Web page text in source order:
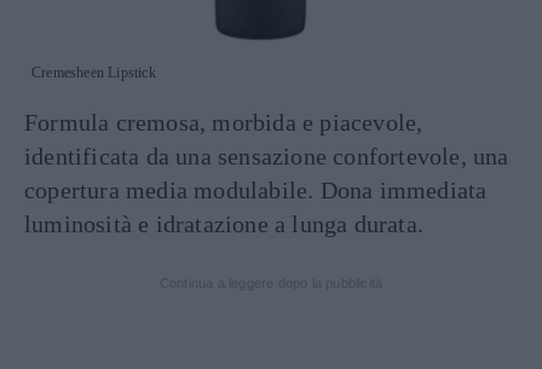
Cremesheen Lipstick
Formula cremosa, morbida e piacevole,
identificata da una sensazione confortevole, una
copertura media modulabile. Dona immediata
luminosità e idratazione a lunga durata.